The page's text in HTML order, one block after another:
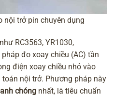
nội trở pin chuyên dụng
RC3563, YR1030,
đo xoay chiều (AC) tần
điện xoay chiều nhỏ vào
nội trở. Phương pháp này
chóng nhất, là tiêu chuẩn